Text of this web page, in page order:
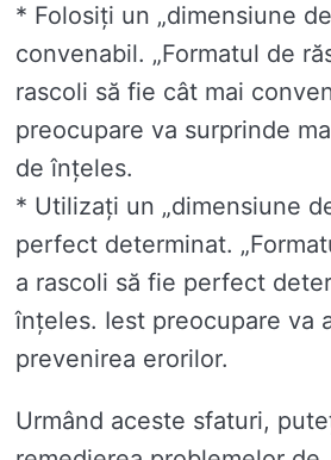
* Folosiți un „dimensiune
convenabil. „Formatul de
rascoli să fie cât mai
preocupare va surprinde
de înțeles.
* Utilizați un „dimensiune
perfect determinat.
a rascoli să fie perfect
înțeles. Iest preocupare va
prevenirea erorilor.
Urmând aceste sfaturi,